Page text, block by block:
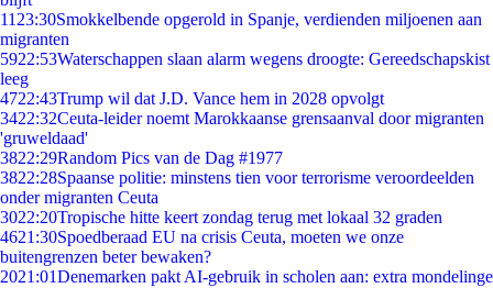
11 23:30Smokkelbende opgerold in Spanje, verdienden miljoenen aan
migranten
5922:53Waterschappen slaan alarm wegens droogte: Gereedschapskist
leeg
4722:43Trump wil dat J.D. Vance hem in 2028 opvolgt
3422:32Ceuta-leider noemt Marokkaanse grensaanval door migranten
'gruweldaad'
3822:29Random Pics van de Dag #1977
3822:28Spaanse politie: minstens tien voor terrorisme veroordeelden
onder migranten Ceuta
3022:20Tropische hitte keert zondag terug met lokaal 32 graden
4621:30Spoedberaad EU na crisis Ceuta, moeten we onze
buitengrenzen beter bewaken?
2021:01Denemarken pakt AI-gebruik in scholen aan: extra mondelinge